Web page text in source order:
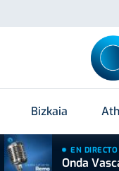
Bizkaia
EN DIRECTO
Onda